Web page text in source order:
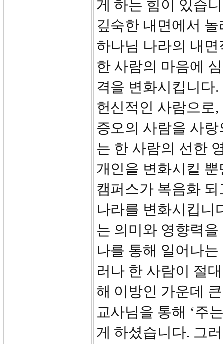
게 하는 힘이 있습
깊숙한 내면에서
하나님 나라의 내
한 사람의 마음에
격을 변화시킵니다
헌신적인 사람으로
증오의 사람을 사
는 한 사람의 선한
개인을 변화시킬
캠퍼스가 복음화
나라를 변화시킵니
는 의미와 영향력
나를 통해 일어나
러나 한 사람이 절
해 이방인 가운데
교사님을 통해 ‘주
게 하셨습니다. 그